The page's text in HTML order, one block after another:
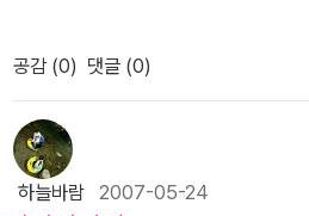
있었을 텐데, 지금 같은 사회에서는 이
마음들이기 때문이다. 이 책을 보니 어
옛이야기도 생각나고 고려장 얘기도 생
산에 갖다 버리는 고려장은 없어졌지만,
현재 우리 사회의 태도 역시 고려장과
과 노인 문제에 대해 생각해 보게 하는
에서 이해하고 위로했는가 생각해 본
로 하고 꼬부랑 할머니가 되어서 만난
빠~'를 외치면서 방송국에 따라다니는
들을 이해할 수 있을까? 아마 이해보다
그러나 이렇게 책을 통해서 보면 노인들
이야기를 통해 우리 주변에서 볼 수 있
하고, 나이 든 노인이라 할지라도 사랑
깨워주고 있다. <버럭 할배 입 속엔 악
의 적적함과 사람을 그리워하는 마음을
할배의 입말이 살아 있는 사투리가 작품
해준다.할배의 틀니를 악어라고 생각하
공감 (0) 댓글 (0)
하늘바람 2007-05-24